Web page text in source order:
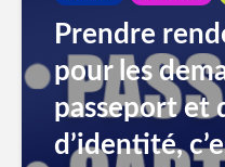
Prendre
pour les
passeport et
d’identité,